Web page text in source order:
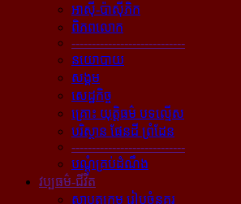
អាស៊ី-ប៉ាស៊ីភិក
ពិភពលោក
----------------------------
នយោបាយ
សង្គម
សេដ្ឋកិច្ច
គ្រោះ យុត្តិធម៌ បទល្មើស
បរិស្ថាន ផែនដី ព្រំដែន
----------------------------
បណ្ដុំគ្រប់ដំណឹង
វប្បធម៌-ជីវិត
ស្ថាបត្យកម្ម រៀបចំនគរ